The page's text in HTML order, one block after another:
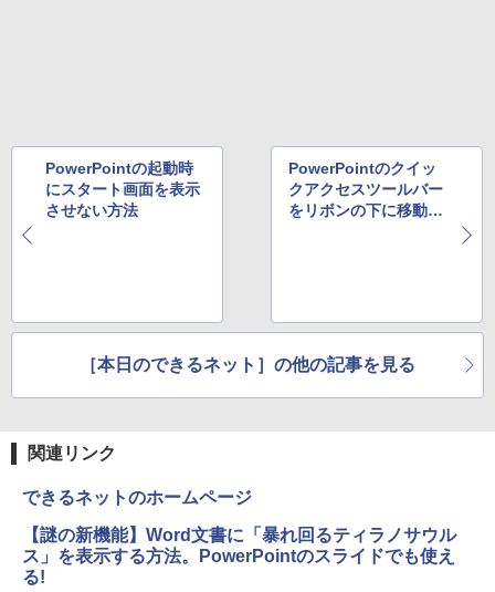
PowerPointの起動時
にスタート画面を表示
させない方法
PowerPointのクイッ
クアクセスツールバー
をリボンの下に移動す
［本日のできるネット］の他の記事を見る
関連リンク
できるネットのホームページ
【謎の新機能】Word文書に「暴れ回るティラノサウル
ス」を表示する方法。PowerPointのスライドでも使え
る!